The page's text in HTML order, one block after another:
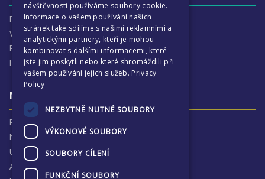
Proč je ECP tak zajímavé
Výchovná péče
Program :more
Harmonogram školního
Naše výsledky a příběhy
Proč jsme hrdí na ECP
Naše výsledky
Univerzitní destinace
Absolventi
návštěvnosti používáme soubory cookie.
Informace o vašem používání našich
stránek také sdílíme s našimi reklamními a
analytickými partnery, kteří je mohou
kombinovat s dalšími informacemi, které
jste jim poskytli nebo které shromáždili při
vašem používání jejich služeb. Privacy
Policy
NEZBYTNĚ NUTNÉ SOUBORY
VÝKONOVÉ SOUBORY
SOUBORY CÍLENÍ
FUNKČNÍ SOUBORY